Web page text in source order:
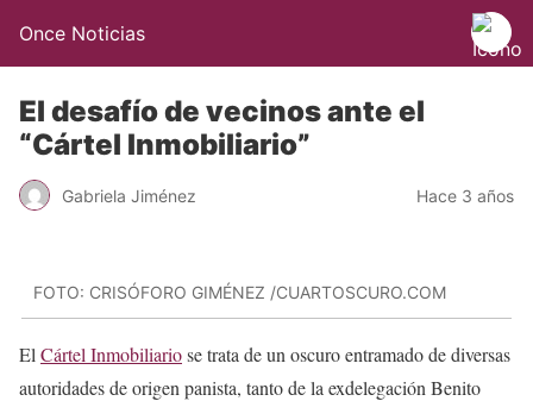
Once Noticias
El desafío de vecinos ante el
“Cártel Inmobiliario”
Gabriela Jiménez Hace 3 años
FOTO: CRISÓFORO GIMÉNEZ /CUARTOSCURO.COM
El Cártel Inmobiliariose trata de un oscuro entramado de diversas
autoridades de origen panista, tanto de la exdelegación Benito